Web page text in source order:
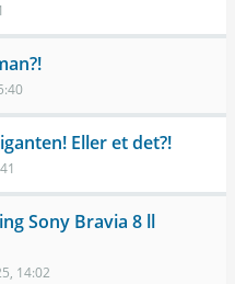
Eller et det?!
Sony Bravia 8 ll
14:02